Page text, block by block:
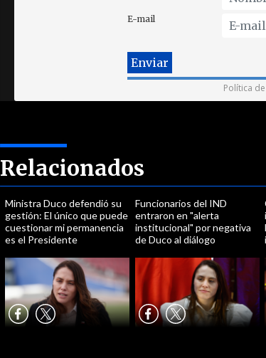
E-mail
Política
Relacionados
Ministra Duco defendió su
gestión: El único que puede
cuestionar mi permanencia
es el Presidente
Funcionarios del IND
entraron en "alerta
institucional" por negativa
de Duco al diálogo